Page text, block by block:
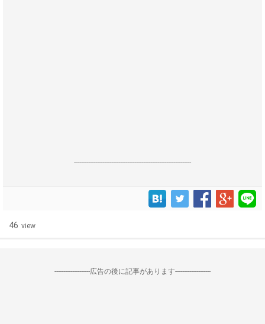
------------------------------------------------------------------
46 view
--------------------広告の後に記事があります--------------------